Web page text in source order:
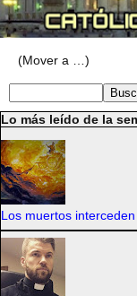
Lo más leído de la
Los muertos